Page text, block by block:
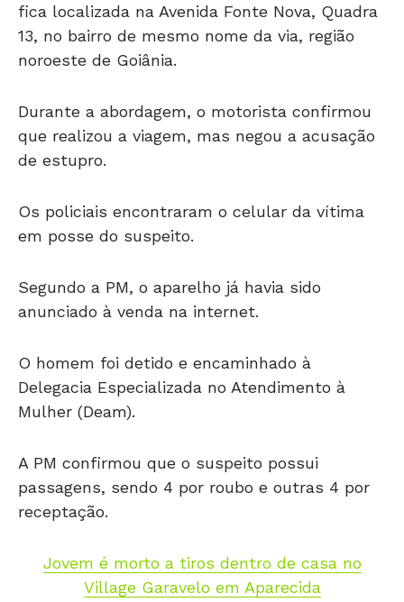
fica localizada na Avenida Fonte Nova, Quadra
13, no bairro de mesmo nome da via, região
noroeste de Goiânia.
Durante a abordagem, o motorista confirmou
que realizou a viagem, mas negou a acusação
de estupro.
Os policiais encontraram o celular da vítima
em posse do suspeito.
Segundo a PM, o aparelho já havia sido
anunciado à venda na internet.
O homem foi detido e encaminhado à
Delegacia Especializada no Atendimento à
Mulher (Deam).
A PM confirmou que o suspeito possui
passagens, sendo 4 por roubo e outras 4 por
receptação.
Jovem é morto a tiros dentro de casa no
Village Garavelo em Aparecida